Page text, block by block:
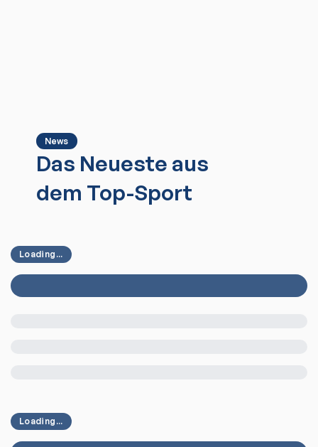
News
Das Neueste aus
dem Top-Sport
Loading...
Loading...